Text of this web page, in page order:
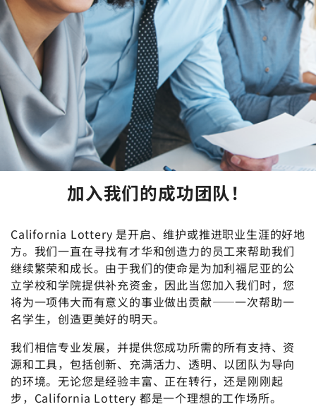
加入我们的成功团队！
California Lottery 是开启、维护或推进职业生涯的好地
方。我们一直在寻找有才华和创造力的员工来帮助我们
继续繁荣和成长。由于我们的使命是为加利福尼亚的公
立学校和学院提供补充资金，因此当您加入我们时，您
将为一项伟大而有意义的事业做出贡献——一次帮助一
名学生，创造更美好的明天。
我们相信专业发展，并提供您成功所需的所有支持、资
源和工具，包括创新、充满活力、透明、以团队为导向
的环境。无论您是经验丰富、正在转行，还是刚刚起
步，California Lottery 都是一个理想的工作场所。